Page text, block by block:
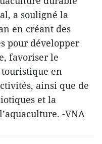
a souligné la
en créant des
pour développer
favoriser le
en
ainsi que de
et la
-VNA